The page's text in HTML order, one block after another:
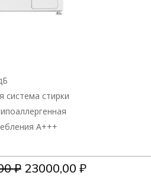
система стирки
А+++
₽ Первоначальная
23000,00 ₽Текущая